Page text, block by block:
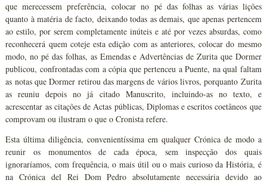
que merecessem preferência, colocar no pé das folhas as várias lições
quanto à matéria de facto, deixando todas as demais, que apenas pertencem
ao estilo, por serem completamente inúteis e até por vezes absurdas, como
reconhecerá quem coteje esta edição com as anteriores, colocar do mesmo
modo, no pé das folhas, as Emendas e Advertências de Zurita que Dormer
publicou, confrontadas com a cópia que pertenceu a Puente, na qual faltam
as notas que Dormer retirou das margens de vários livros, porquanto Zurita
as reuniu depois no já citado Manuscrito, incluindo-as no texto, e
acrescentar as citações de Actas públicas, Diplomas e escritos coetâneos que
comprovam ou ilustram o que o Cronista refere.
Esta última diligência, convenientíssima em qualquer Crónica de modo a
reunir os monumentos de cada época, sem inspecção dos quais
ignoraríamos, com frequência, o mais útil ou o mais curioso da História, é
na Crónica del Rei Dom Pedro absolutamente necessária devido ao